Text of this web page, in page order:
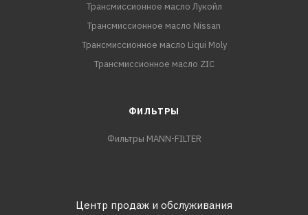
Трансмиссионное масло Лукойл
Трансмиссионное масло Nissan
Трансмиссионное масло Liqui Moly
Трансмиссионное масло ZIC
ФИЛЬТРЫ
Фильтры MANN-FILTER
Центр продаж и обслуживания